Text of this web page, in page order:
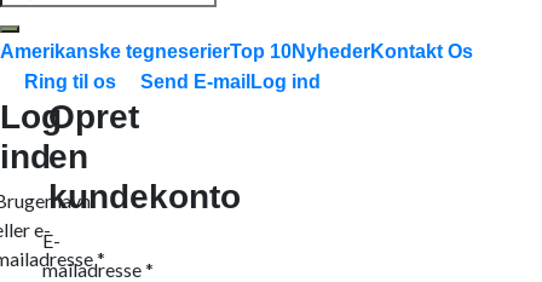
efter:
Amerikanske tegneserierTop 10NyhederKontakt Os
Ring til os
Send E-mail Log ind
Log
ind
e-
*
Opret
en
kundekonto
E-
mailadresse*